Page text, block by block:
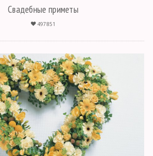
Свадебные приметы
497851